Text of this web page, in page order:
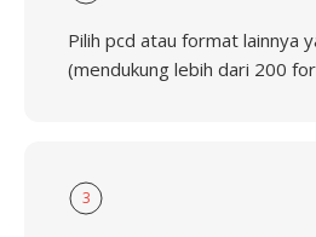
Pilih pcd atau format lainnya
(mendukung lebih dari 200
3